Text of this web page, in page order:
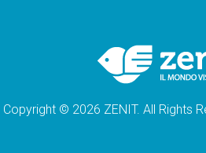
Copyright © 2026 ZENIT. All Rights